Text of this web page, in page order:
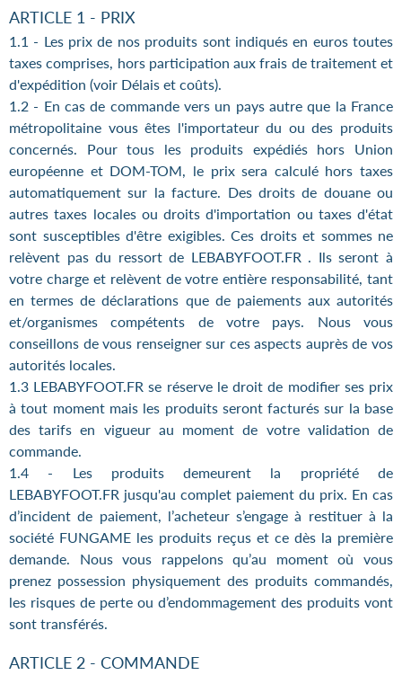
ARTICLE 1 - PRIX
1.1 - Les prix de nos produits sont indiqués en euros toutes
taxes comprises, hors participation aux frais de traitement et
d'expédition (voir Délais et coûts).
1.2 - En cas de commande vers un pays autre que la France
métropolitaine vous êtes l'importateur du ou des produits
concernés. Pour tous les produits expédiés hors Union
européenne et DOM-TOM, le prix sera calculé hors taxes
automatiquement sur la facture. Des droits de douane ou
autres taxes locales ou droits d'importation ou taxes d'état
sont susceptibles d'être exigibles. Ces droits et sommes ne
relèvent pas du ressort de LEBABYFOOT.FR . Ils seront à
votre charge et relèvent de votre entière responsabilité, tant
en termes de déclarations que de paiements aux autorités
et/organismes compétents de votre pays. Nous vous
conseillons de vous renseigner sur ces aspects auprès de vos
autorités locales.
1.3 LEBABYFOOT.FR se réserve le droit de modifier ses prix
à tout moment mais les produits seront facturés sur la base
des tarifs en vigueur au moment de votre validation de
commande.
1.4 - Les produits demeurent la propriété de
LEBABYFOOT.FR jusqu'au complet paiement du prix. En cas
d’incident de paiement, l’acheteur s’engage à restituer à la
société FUNGAME les produits reçus et ce dès la première
demande. Nous vous rappelons qu’au moment où vous
prenez possession physiquement des produits commandés,
les risques de perte ou d’endommagement des produits vont
sont transférés.
ARTICLE 2 - COMMANDE